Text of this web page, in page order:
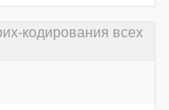
кодирования всех